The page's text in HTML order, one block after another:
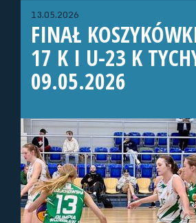
13.05.2026
FINAŁ
17 K I U-23 K
09.05.2026